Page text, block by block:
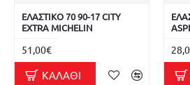
ΕΛΑΣΤΙΚΟ 70 90-17 CITY
EXTRA MICHELIN
51,00€
ΚΑΛΆΘΙ